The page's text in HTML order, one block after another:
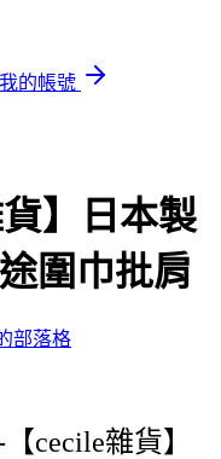
我的帳號
】日本製
圍巾批肩
部落格
cecile雜貨】